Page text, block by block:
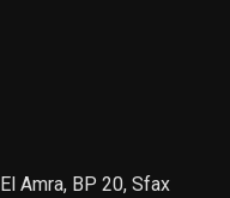
Amra, BP 20, Sfax